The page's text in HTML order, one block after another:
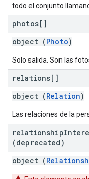
todo el conjunto
photos[]
object (Photo)
Solo salida. Son las
relations[]
object (Relation)
Las relaciones de la
relationship
(deprecated)
object (